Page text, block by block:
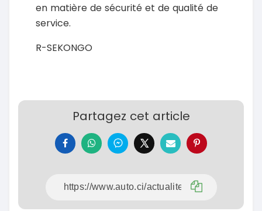
en matière de sécurité et de qualité de
service.
R-SEKONGO
Partagez cet article